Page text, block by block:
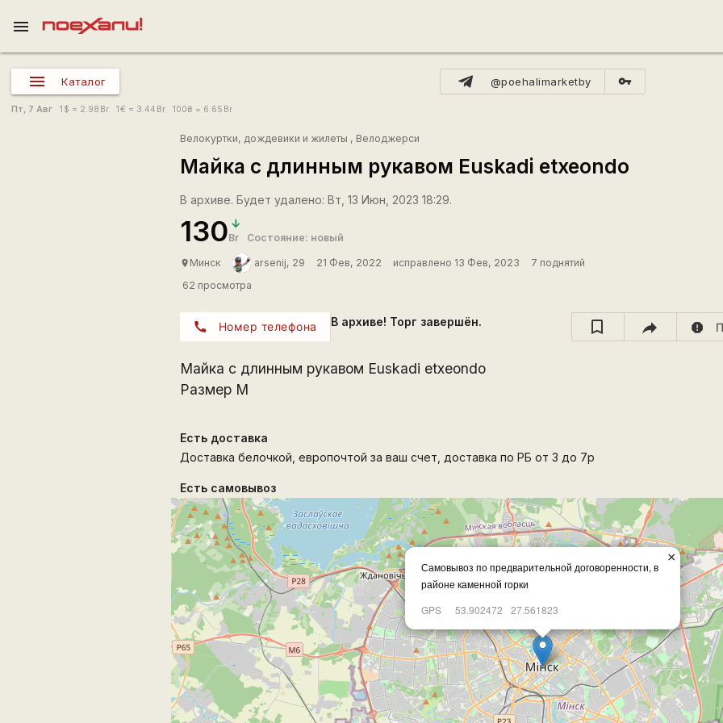
menu
Каталог @poehalimarketby vpn_key
Пт, 7 Авг 1 $ = 2.98 Br 1€ = 3.44 Br 100₴ = 6.65 Br
Велокуртки, дождевики и жилеты , Велоджерси
Майка с длинным рукавом Euskadi etxeondo
В архиве. Будет удалено: Вт, 13 Июн, 2023 18:29.
130Br Состояние: новый
place Минск arsenij, 29 21 Фев, 2022 исправлено 13 Фев, 2023
7 поднятий
62 просмотра
call Номер телефона В архиве! Торг завершён. report
Майка с длинным рукавом Euskadi etxeondo
Размер М
Есть доставка
Доставка белочкой, европочтой за ваш счет, доставка по РБ от 3 до 7р
Есть самовывоз
Самовывоз по предварительной договоренности, в
районе каменной горки
GPS
53.902472 27.561823
×